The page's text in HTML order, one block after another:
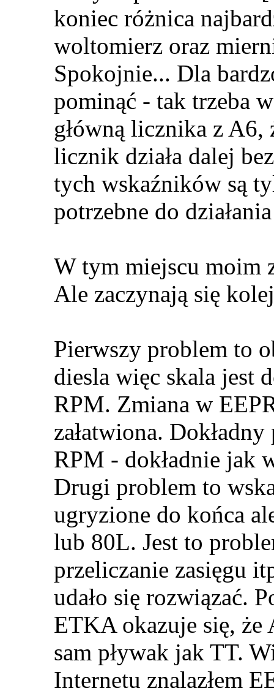
koniec różnica
woltomierz oraz
Spokojnie... Dla
pominąć - tak trzeba
główną licznika z A6,
licznik działa dalej
tych wskaźników są
potrzebne do
W tym miejscu moim
Ale zaczynają się
Pierwszy problem to
diesla więc skala jest
RPM. Zmiana w
załatwiona.
RPM - dokładnie jak
Drugi problem to
ugryzione do końca
lub 80L. Jest to
przeliczanie zasięgu
udało się rozwiązać.
ETKA okazuje się,
sam pływak jak TT.
Internetu znalazłem